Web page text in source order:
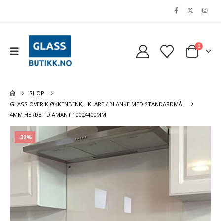
0
SHOP
GLASS OVER KJØKKENBENK,
KLARE / BLANKE MED STANDARDMÅL
4MM HERDET DIAMANT 1000X400MM
-32%